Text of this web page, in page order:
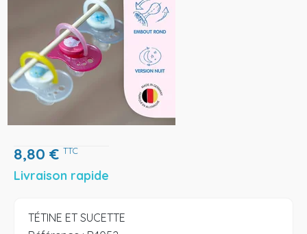
8,80 € TTC
Livraison rapide
TÉTINE ET SUCETTE